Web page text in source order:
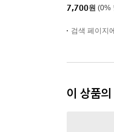
7,700원 (0%
검색 페이지
이 상품